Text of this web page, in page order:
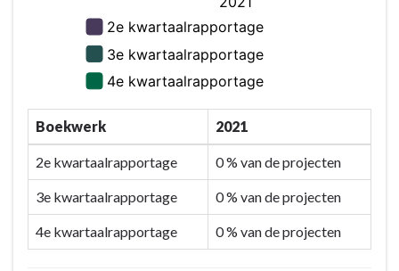
Boekwerk 2021
2e kwartaalrapportage 0 % van de projecten
3e kwartaalrapportage 0 % van de projecten
4e kwartaalrapportage 0 % van de projecten